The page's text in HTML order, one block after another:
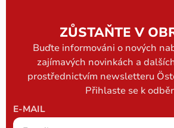
ZŮSTAŇTE V
Buďte informováni o nových
zajímavých novinkách a
prostřednictvím newsletteru
Přihlaste se k
E-MAIL